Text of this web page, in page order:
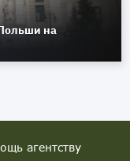
на
агентству